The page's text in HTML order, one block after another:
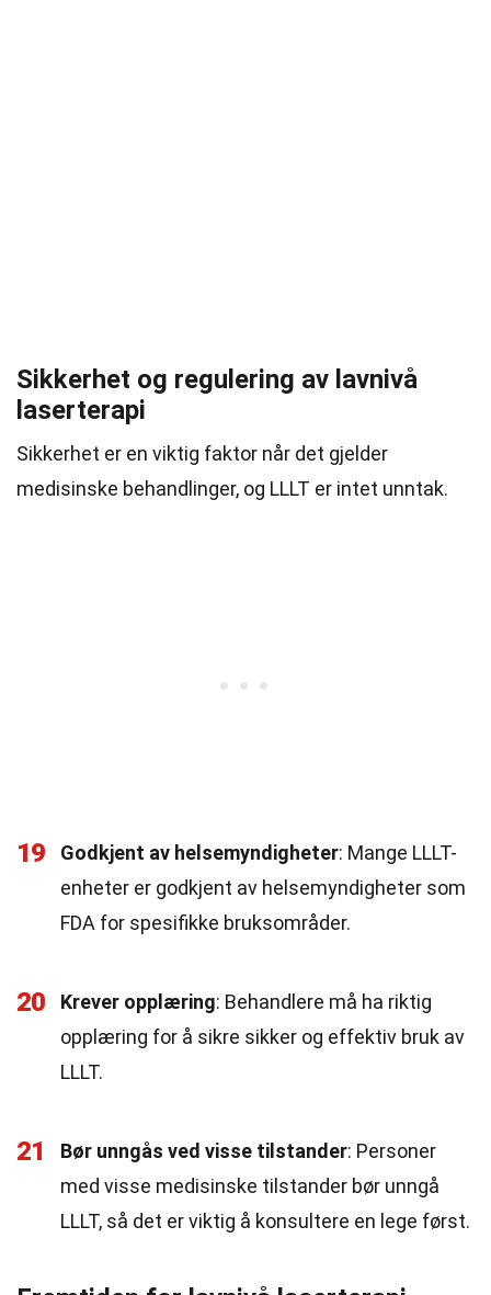
Sikkerhet og regulering av lavnivå
laserterapi
Sikkerhet er en viktig faktor når det gjelder
medisinske behandlinger, og LLLT er intet unntak.
19 Godkjent av helsemyndigheter: Mange LLLT-
enheter er godkjent av helsemyndigheter som
FDA for spesifikke bruksområder.
20 Krever opplæring: Behandlere må ha riktig
opplæring for å sikre sikker og effektiv bruk av
LLLT.
21 Bør unngås ved visse tilstander: Personer
med visse medisinske tilstander bør unngå
LLLT, så det er viktig å konsultere en lege først.